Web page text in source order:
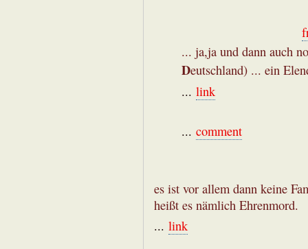
... ja,ja und dann auch
Deutschland) ... ein
... link
... comment
es ist vor allem dann keine
heißt es nämlich Ehrenmord.
... link